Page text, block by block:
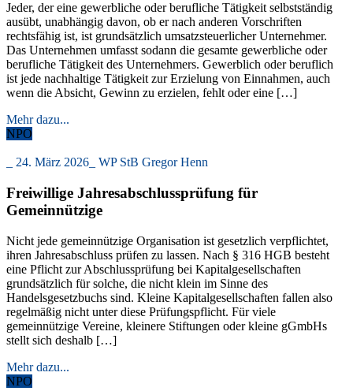
Jeder, der eine gewerbliche oder berufliche Tätigkeit selbstständig
ausübt, unabhängig davon, ob er nach anderen Vorschriften
rechtsfähig ist, ist grundsätzlich umsatzsteuerlicher Unternehmer.
Das Unternehmen umfasst sodann die gesamte gewerbliche oder
berufliche Tätigkeit des Unternehmers. Gewerblich oder beruflich
ist jede nachhaltige Tätigkeit zur Erzielung von Einnahmen, auch
wenn die Absicht, Gewinn zu erzielen, fehlt oder eine […]
Mehr dazu...
NPO
24. März 2026 WP StB Gregor Henn
Freiwillige Jahresabschlussprüfung für
Gemeinnützige
Nicht jede gemeinnützige Organisation ist gesetzlich verpflichtet,
ihren Jahresabschluss prüfen zu lassen. Nach § 316 HGB besteht
eine Pflicht zur Abschlussprüfung bei Kapitalgesellschaften
grundsätzlich für solche, die nicht klein im Sinne des
Handelsgesetzbuchs sind. Kleine Kapitalgesellschaften fallen also
regelmäßig nicht unter diese Prüfungspflicht. Für viele
gemeinnützige Vereine, kleinere Stiftungen oder kleine gGmbHs
stellt sich deshalb […]
Mehr dazu...
NPO